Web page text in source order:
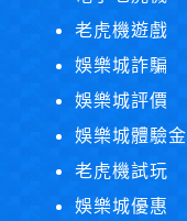
老虎機遊戲
娛樂城詐騙
娛樂城評價
娛樂城體驗金
老虎機試玩
娛樂城優惠